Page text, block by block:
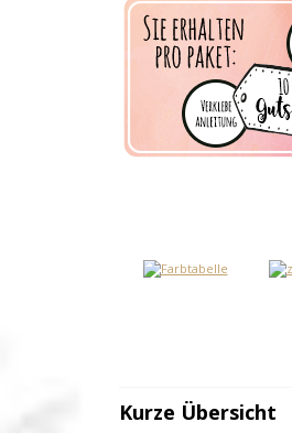
Produktnummer:
Verfügbarkeit: Auf Lager
Lieferzeit: 1-2 Werktage nach
Zahlungseingang
Kurze Übersicht